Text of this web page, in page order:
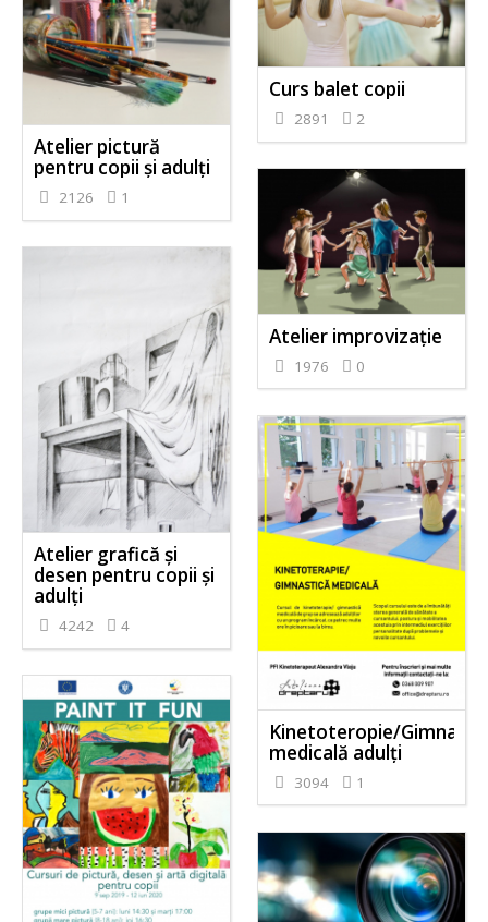
Curs balet copii
2891 2
Atelier pictură
pentru copii și adulți
2126 1
Atelier improvizație
1976 0
Atelier grafică și
desen pentru copii și
adulți
4242 4
Kinetoteropie/
medicală adulți
3094 1